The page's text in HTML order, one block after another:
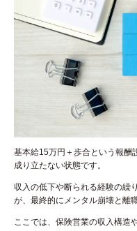
基本給15万円＋歩合という報酬
成り立たない状態です。
収入の低下や断られる経験の繰
が、最終的にメンタル崩壊と離
ここでは、保険営業の収入構造